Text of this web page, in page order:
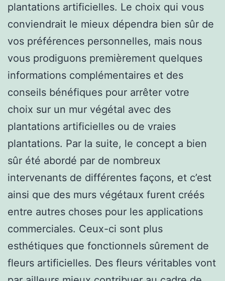
plantations artificielles. Le choix qui vous
conviendrait le mieux dépendra bien sûr de
vos préférences personnelles, mais nous
vous prodiguons premièrement quelques
informations complémentaires et des
conseils bénéfiques pour arrêter votre
choix sur un mur végétal avec des
plantations artificielles ou de vraies
plantations. Par la suite, le concept a bien
sûr été abordé par de nombreux
intervenants de différentes façons, et c’est
ainsi que des murs végétaux furent créés
entre autres choses pour les applications
commerciales. Ceux-ci sont plus
esthétiques que fonctionnels sûrement de
fleurs artificielles. Des fleurs véritables vont